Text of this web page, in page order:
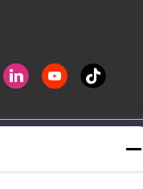
급자. 저작권 -2026
Co.,Ltd 모든 권리는